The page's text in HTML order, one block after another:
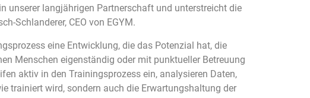
unserer langjährigen Partnerschaft und unterstreicht die
Schlanderer, CEO von EGYM.
eine Entwicklung, die das Potenzial hat, die
Menschen eigenständig oder mit punktueller Betreuung
aktiv in den Trainingsprozess ein, analysieren Daten,
trainiert wird, sondern auch die Erwartungshaltung der